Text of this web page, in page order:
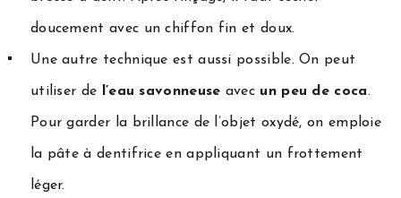
doucement avec un chiffon fin et doux.
Une autre technique est aussi possible. On peut
utiliser de l’eau savonneuse avec un peu de coca.
Pour garder la brillance de l’objet oxydé, on emploie
la pâte à dentifrice en appliquant un frottement
léger.